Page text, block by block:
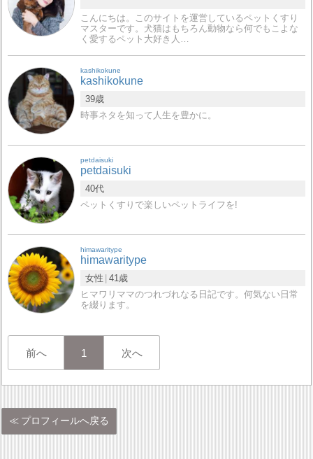
こんにちは。このサイトを運営しているペットくすり
マスターです。犬猫はもちろん動物なら何でもこよな
く愛するペット大好き人…
kashikokune
kashikokune
39歳
時事ネタを知って人生を豊かに。
petdaisuki
petdaisuki
40代
ペットくすりで楽しいペットライフを!
himawaritype
himawaritype
女性 41歳
ヒマワリママのつれづれなる日記です。何気ない日常
を綴ります。
前へ 1 次へ
プロフィールへ戻る